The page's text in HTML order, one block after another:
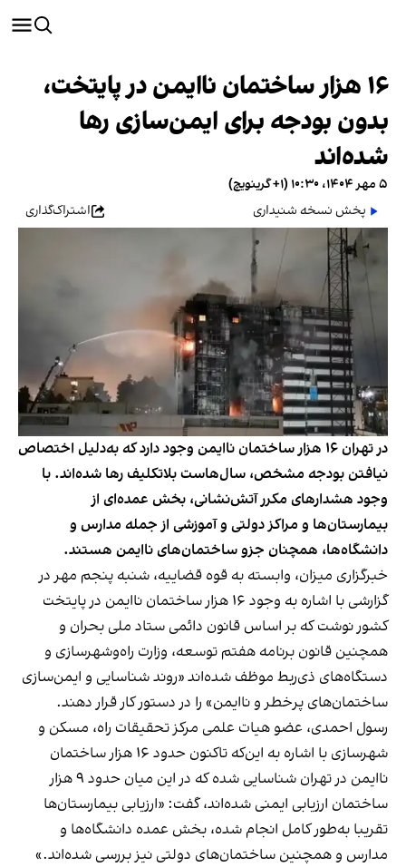
۱۶ هزار ساختمان ناایمن در پایتخت،
بدون بودجه برای ایمن‌سازی رها
شده‌اند
۵ مهر ۱۴۰۴، ۱۰:۳۰ (‎+۱ گرینویچ)
پخش نسخه شنیداری
اشتراک‌گذاری
در تهران ۱۶ هزار ساختمان ناایمن وجود دارد که به‌دلیل اختصاص
نیافتن بودجه مشخص، سال‌هاست بلاتکلیف رها شده‌اند. با
وجود هشدارهای مکرر آتش‌نشانی، بخش عمده‌ای از
بیمارستان‌ها و مراکز دولتی و آموزشی از جمله مدارس و
دانشگاه‌ها، همچنان جزو ساختمان‌های ناایمن هستند.
خبرگزاری میزان، وابسته به قوه قضاییه، شنبه پنجم مهر در
گزارشی با اشاره به وجود ۱۶ هزار ساختمان ناایمن در پایتخت
کشور نوشت که بر اساس قانون دائمی ستاد ملی بحران و
همچنین قانون برنامه هفتم توسعه، وزارت راه‌و‌شهرسازی و
دستگاه‌های ذی‌ربط موظف شده‌اند «روند شناسایی و ایمن‌سازی
ساختمان‌های پرخطر و ناایمن» را در دستور کار قرار دهند.
رسول احمدی، عضو هیات‌ علمی مرکز تحقیقات راه، مسکن و
شهرسازی با اشاره به این‌که تاکنون حدود ۱۶ هزار ساختمان
ناایمن در تهران شناسایی شده که در این میان حدود ۹ هزار
ساختمان ارزیابی ایمنی شده‌اند، گفت: «ارزیابی بیمارستان‌ها
تقریبا به‌طور کامل انجام شده، بخش عمده دانشگاه‌ها و
مدارس و همچنین ساختمان‌های دولتی نیز بررسی شده‌اند.»